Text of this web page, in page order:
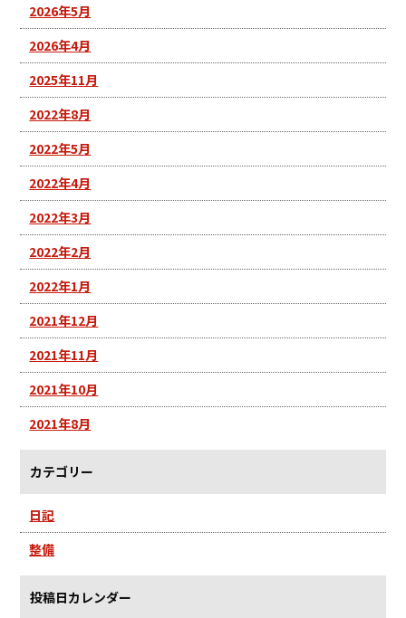
2026年5月
2026年4月
2025年11月
2022年8月
2022年5月
2022年4月
2022年3月
2022年2月
2022年1月
2021年12月
2021年11月
2021年10月
2021年8月
カテゴリー
日記
整備
投稿日カレンダー